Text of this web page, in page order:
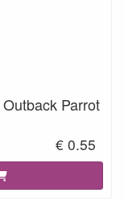
Parrot
€ 0.55